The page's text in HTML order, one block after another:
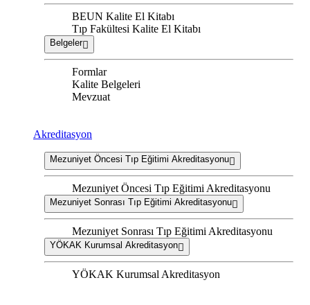
BEUN Kalite El Kitabı
Tıp Fakültesi Kalite El Kitabı
Belgeler
Formlar
Kalite Belgeleri
Mevzuat
Akreditasyon
Mezuniyet Öncesi Tıp Eğitimi Akreditasyonu
Mezuniyet Öncesi Tıp Eğitimi Akreditasyonu
Mezuniyet Sonrası Tıp Eğitimi Akreditasyonu
Mezuniyet Sonrası Tıp Eğitimi Akreditasyonu
YÖKAK Kurumsal Akreditasyon
YÖKAK Kurumsal Akreditasyon